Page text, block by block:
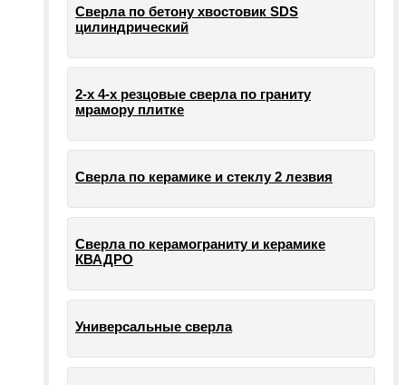
Сверла по бетону хвостовик SDS
цилиндрический
2-х 4-х резцовые сверла по граниту
мрамору плитке
Сверла по керамике и стеклу 2 лезвия
Сверла по керамограниту и керамике
КВАДРО
Универсальные сверла